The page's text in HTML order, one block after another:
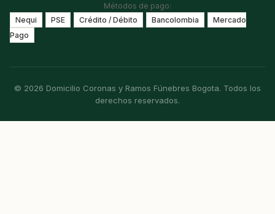
Métodos de pago:
Nequi
PSE Crédito / Débito Bancolombia
Mercado
Pago
© 2026 Domicilio Coronas y Ramos Fúnebres Bogota. Todos los
derechos reservados.